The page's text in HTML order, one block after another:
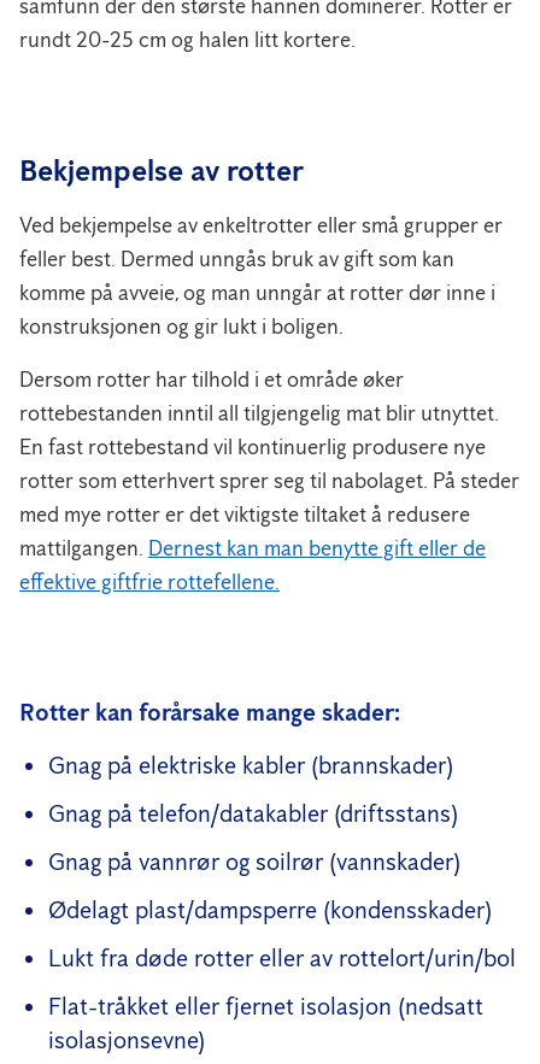
samfunn der den største hannen dominerer. Rotter er
rundt 20-25 cm og halen litt kortere.
Bekjempelse av rotter
Ved bekjempelse av enkeltrotter eller små grupper er
feller best. Dermed unngås bruk av gift som kan
komme på avveie, og man unngår at rotter dør inne i
konstruksjonen og gir lukt i boligen.
Dersom rotter har tilhold i et område øker
rottebestanden inntil all tilgjengelig mat blir utnyttet.
En fast rottebestand vil kontinuerlig produsere nye
rotter som etterhvert sprer seg til nabolaget. På steder
med mye rotter er det viktigste tiltaket å redusere
mattilgangen. Dernest kan man benytte gift eller de
effektive giftfrie rottefellene.
Rotter kan forårsake mange skader:
Gnag på elektriske kabler (brannskader)
Gnag på telefon/datakabler (driftsstans)
Gnag på vannrør og soilrør (vannskader)
Ødelagt plast/dampsperre (kondensskader)
Lukt fra døde rotter eller av rottelort/urin/bol
Flat-tråkket eller fjernet isolasjon (nedsatt
isolasjonsevne)